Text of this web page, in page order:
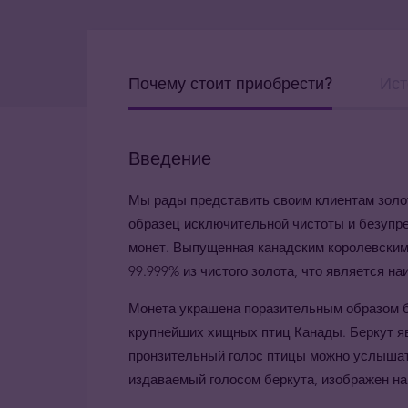
Почему стоит приобрести?
Введение
Мы рады представить своим клиентам
образец исключительной чистоты и
монет. Выпущенная канадским
99.999% из чистого золота, что является
Монета украшена поразительным образом
крупнейших хищных птиц Канады. Беркут
пронзительный голос птицы можно
издаваемый голосом беркута, изображен